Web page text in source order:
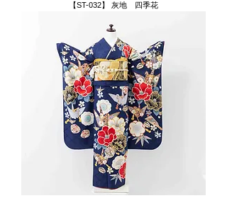
【ST-032】 灰地 四季花